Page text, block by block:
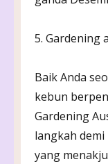
5. Gardening
Baik Anda
kebun
Gardening
langkah
yang